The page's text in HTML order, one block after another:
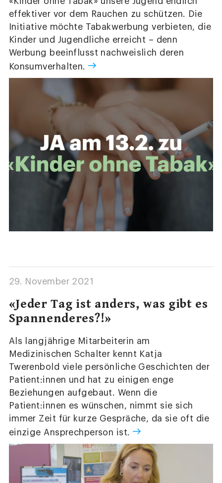
effektiver vor dem Rauchen zu schützen. Die
Initiative möchte Tabakwerbung verbieten, die
Kinder und Jugendliche erreicht – denn
Werbung beeinflusst nachweislich deren
Konsumverhalten.
29. November 2021
«Jeder Tag ist anders, was gibt es
Spannenderes?!»
Als langjährige Mitarbeiterin am
Medizinischen Schalter kennt Katja
Twerenbold viele persönliche Geschichten der
Patient:innen und hat zu einigen enge
Beziehungen aufgebaut. Wenn die
Patient:innen es wünschen, nimmt sie sich
immer Zeit für kurze Gespräche, da sie oft die
einzige Ansprechperson ist.